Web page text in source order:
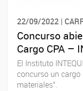
22/09/2022 |
Concurso
Cargo CPA –
El Instituto
concurso un cargo
materiales”.